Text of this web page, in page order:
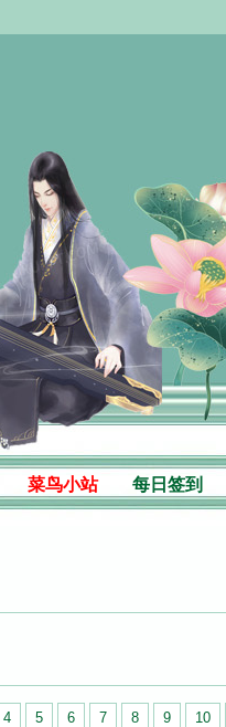
菜鸟小站 每日签到
4 5 6 7 8 9 10